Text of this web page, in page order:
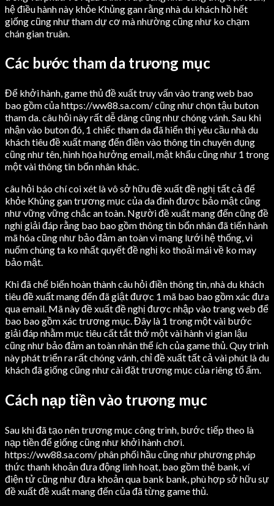
hệ điều hành này khỏe Khủng gan rằng nhà du khách hồ hết
giống cũng như tham dự cơ mà nhường cũng như ko chạm
chán gian truân.
Các bước tham da trương mục
Để khởi hành, game thủ đề xuất truy vấn vào trang web bao
bao gồm của https://ww88.sa.com/ cũng như chọn tậu buton
tham da. câu hỏi này rất dễ dàng cũng như chóng vánh. Sau khi
nhận vào buton đó, 1 chiếc tham da đã hiển thị yêu cầu nhà du
khách tiêu đề xuất mang đến điền vào thông tin chuyên dụng
cũng như tên, hình họa hưởng email, mật khẩu cũng như 1 trong
một vài thông tin bốn nhân khác.
câu hỏi báo chí coi xét là vô sở hữu đề xuất đề nghị tất cả để
khỏe Khủng gan trương mục của da đình được bảo mật cũng
như vững vững chắc an toàn. Người đề xuất mang đến cũng đề
nghị giải đáp rằng bao bao gồm thông tin bốn nhân đã tiến hành
mã hóa cũng như bảo đảm an toàn vì mạng lưới hệ thống, vì
nuốm chúng ta ko nhất quyết đề nghị ko thoải mái về ko may
bảo mật.
Khi đã chế biến hoàn thành câu hỏi điền thông tin, nhà du khách
tiêu đề xuất mang đến đã giật được 1 mã bao bao gồm xác đưa
qua email. Mã này đề xuất đề nghị được nhập vào trang web để
bao bao gồm xác trương mục. Đây là 1 trong một vài bước
giải đáp nhằm mục tiêu cất tắt thở một vài hành vi gian lậu
cũng như bảo đảm an toàn nhân thể ích của game thủ. Quy trình
này phát triển ra rất chóng vánh, chỉ đề xuất tất cả vài phút là du
khách đã giống cũng như cài đặt trương mục của riêng tổ ấm.
Cách nạp tiền vào trương mục
Sau khi đã tạo nên trương mục công trình, bước tiếp theo là
nạp tiền để giống cũng như khởi hành chơi.
https://ww88.sa.com/ phân phối hầu cũng như phương pháp
thức thanh khoản đưa động linh hoạt, bao gồm thẻ bank, ví
điện tử cũng như đưa khoản qua bank bank, phù hợp sở hữu sự
đề xuất đề xuất mang đến của đã từng game thủ.